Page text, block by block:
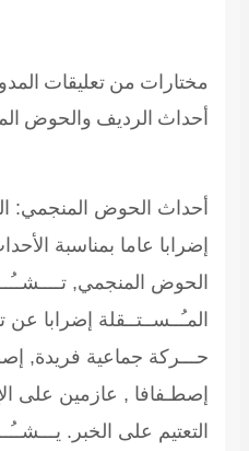
مختارات من تعليقات
أحداث الرديف والحوض
أحداث الحوض المنجمي:
إضرابا عاما بمناسبة
الحوض المنجمي,
المـُــســتــقلة إضرابا
حـــركة جماعية فريدة,
إصطـفافا , عازمين على
التعتيم على الخبر.